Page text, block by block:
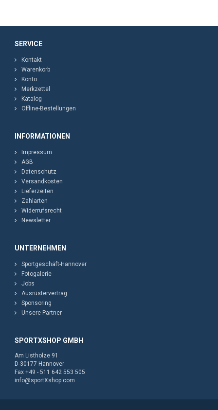
SERVICE
Kontakt
Warenkorb
Konto
Merkzettel
Katalog
Offline-Bestellungen
INFORMATIONEN
Impressum
AGB
Datenschutz
Versandkosten
Lieferzeiten
Zahlarten
Widerrufsrecht
Newsletter
UNTERNEHMEN
Sportgeschäft-Hannover
Fotogalerie
Jobs
Ausrüstervertrag
Sponsoring
Unsere Partner
SPORTXSHOP GMBH
Am Listholze 91
D-30177 Hannover
Fax +49 - 511 642 553 505
info@sportXshop.com